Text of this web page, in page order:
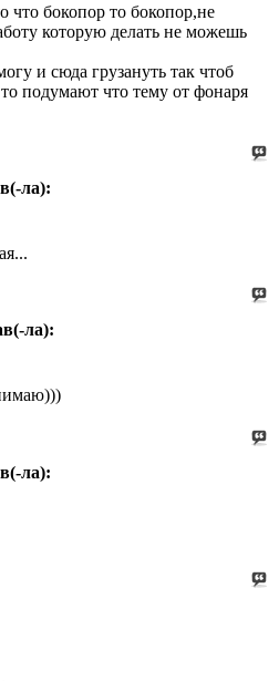
что бокопор то бокопор,не
которую делать не можешь
и сюда грузануть так чтоб
подумают что тему от фонаря
ла):
ла):
ла):